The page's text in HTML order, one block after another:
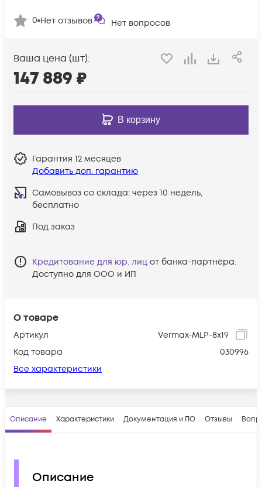
О товаре
Артикул
Vermax-MLP-8x19
Код товара
030996
Все характеристики
0 Нет отзывов Нет вопросов
Ваша цена (шт):
147 889 ₽
В корзину
Гарантия 12 месяцев
Добавить доп. гарантию
Самовывоз со склада: через 10 недель,
бесплатно
Под заказ
Кредитование для юр. лиц от банка-партнёра.
Доступно для ООО и ИП
Описание Характеристики Документация и ПО Отзывы
Описание